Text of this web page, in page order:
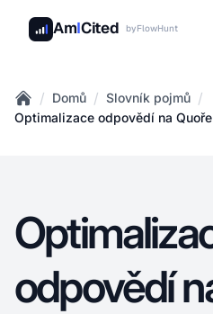
AmICited byFlowHunt
Home
/ Domů / Slovník pojmů /
Optimalizace odpovědí na
odpovědí